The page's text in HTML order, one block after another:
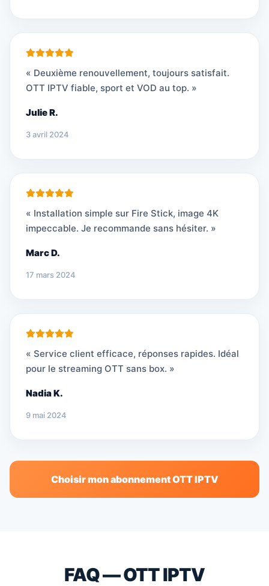
« Deuxième renouvellement, toujours satisfait.
OTT IPTV fiable, sport et VOD au top. »
Julie R.
3 avril 2024
« Installation simple sur Fire Stick, image 4K
impeccable. Je recommande sans hésiter. »
Marc D.
17 mars 2024
« Service client efficace, réponses rapides. Idéal
pour le streaming OTT sans box. »
Nadia K.
9 mai 2024
Choisir mon abonnement OTT IPTV
FAQ — OTT IPTV